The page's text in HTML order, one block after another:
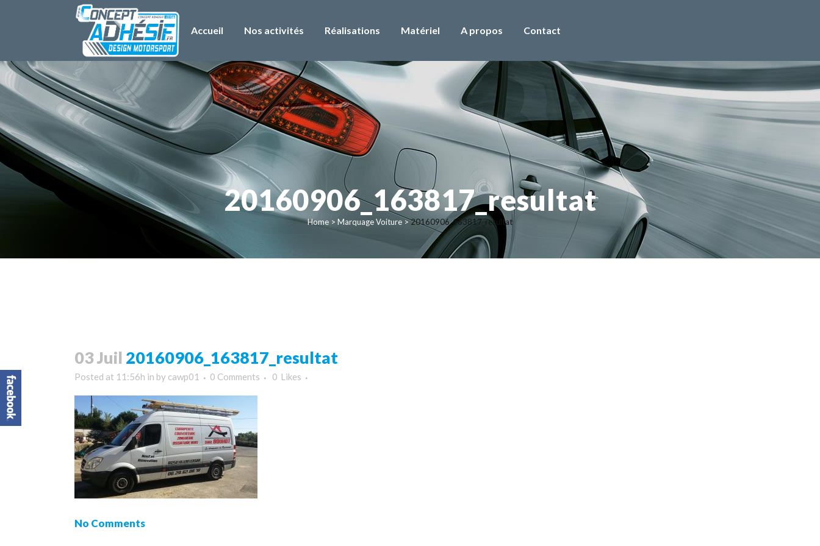
Accueil Nos activités Réalisations Matériel A propos Contact
20160906_163817_resultat
Home > Marquage Voiture >20160906_163817_resultat
03 Juil 20160906_163817_resultat
Posted at 11:56h in by cawp01 0 Comments 0 Likes
No Comments